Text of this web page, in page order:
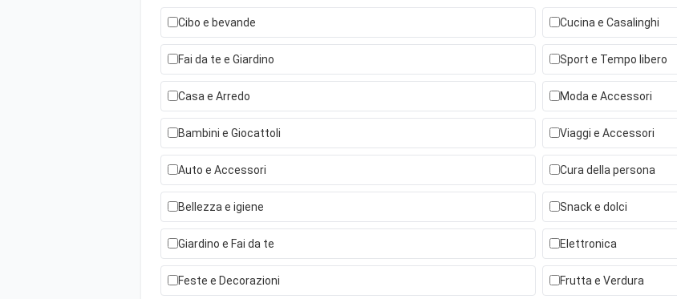
Cibo e bevande Cucina e Casalinghi
Fai da te e Giardino Sport e Tempo libero
Casa e Arredo Moda e Accessori
Bambini e Giocattoli Viaggi e Accessori
Auto e Accessori Cura della persona
Bellezza e igiene Snack e dolci
Giardino e Fai da te Elettronica
Feste e Decorazioni Frutta e Verdura